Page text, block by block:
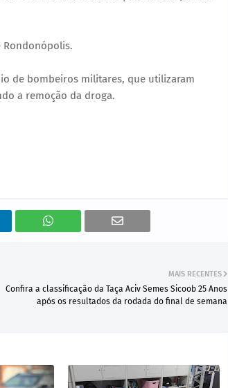
Rondonópolis.
de bombeiros militares, que utilizaram
a remoção da droga.
MAIS RECENTES
Confira a classificação da Taça Aciv Semes Sicoob 25 Anos
após os resultados da rodada do final de semana